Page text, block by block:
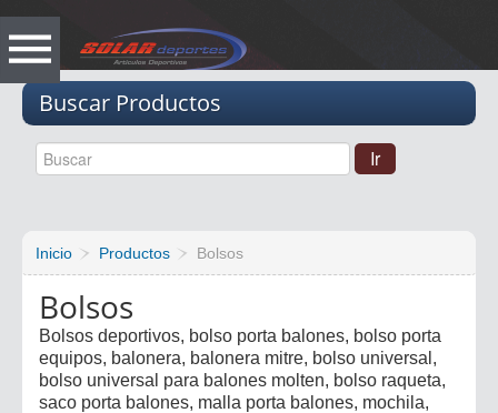
Buscar Productos
Inicio Productos Bolsos
Bolsos
Bolsos deportivos, bolso porta balones, bolso porta
equipos, balonera, balonera mitre, bolso universal,
bolso universal para balones molten, bolso raqueta,
saco porta balones, malla porta balones, mochila,